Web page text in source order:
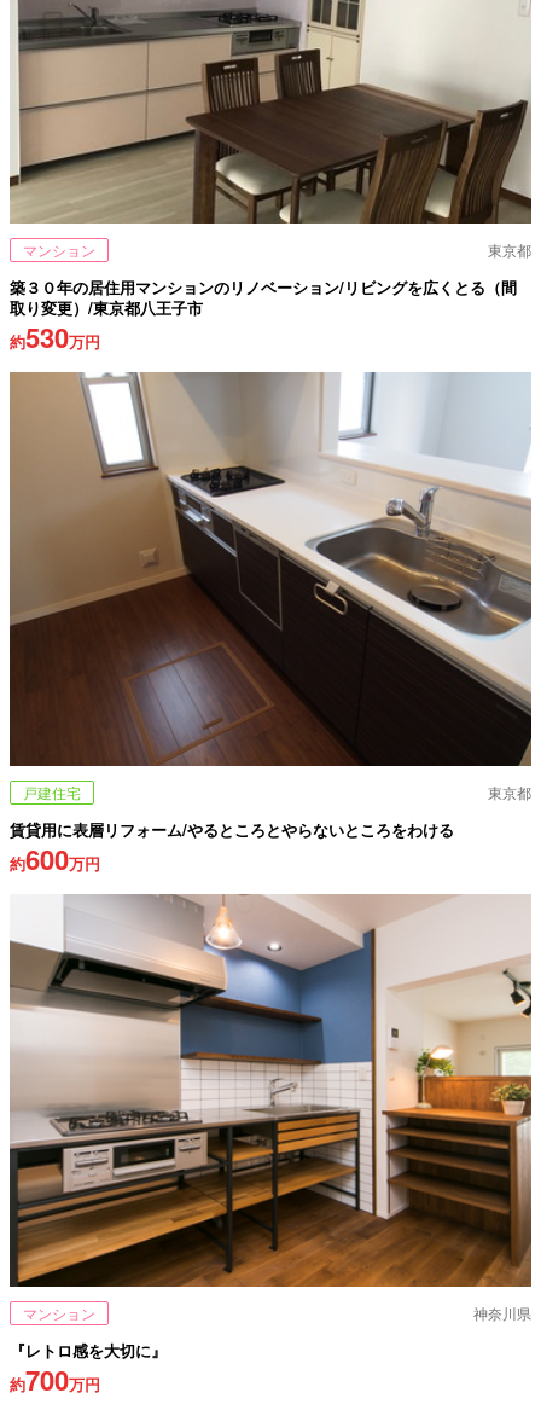
マンション 東京都
築３０年の居住用マンションのリノベーション/リビングを広くとる（間
取り変更）/東京都八王子市
約530万円
戸建住宅 東京都
賃貸用に表層リフォーム/やるところとやらないところをわける
約600万円
マンション 神奈川県
『レトロ感を大切に』
約700万円